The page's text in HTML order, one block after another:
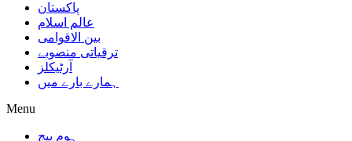
پاکستان
عالم اسلام
بین الاقوامی
ترقیاتی منصوبے
آرٹیکلز
ہمارے بارے میں
Menu
ہوم پیج